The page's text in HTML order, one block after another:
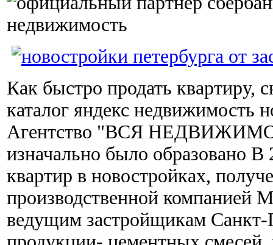
Как быстро продать квартиру,
каталог яндекс недвижимость
Агентство "ВСЯ
изначально было образовано В
квартир в новостройках,
производственной компанией
ведущим застройщикам Санкт-